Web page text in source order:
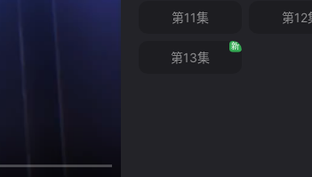
第11集 第12
第13集
新